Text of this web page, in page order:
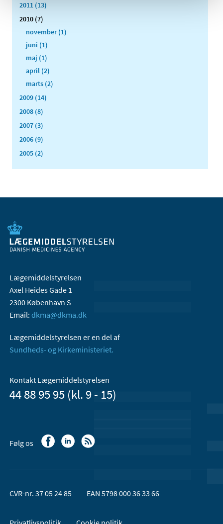
2011 (13)
2010 (7)
november (1)
juni (1)
maj (1)
april (2)
marts (2)
2009 (14)
2008 (8)
2007 (3)
2006 (9)
2005 (2)
Lægemiddelstyrelsen
Axel Heides Gade 1
2300 København S
Email: dkma@dkma.dk
Lægemiddelstyrelsen er en del af
Sundheds- og Kirkeministeriet.
Kontakt Lægemiddelstyrelsen
44 88 95 95 (kl. 9 - 15)
Følg os
CVR-nr. 37 05 24 85 EAN 5798 000 36 33 66